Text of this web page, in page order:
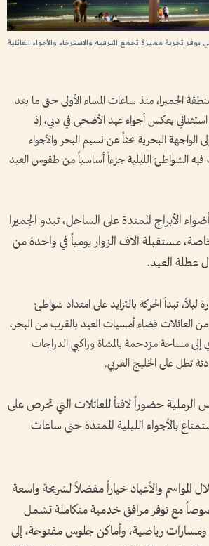
يوفر تجربة مميزة تجمع الترفيه والاسترخاء والأجواء العائلية
الجميرا، منذ ساعات المساء الأولى حتى ما بعد
يعكس أجواء عيد الأضحى في دبي، إذ
الواجهة البحرية بحثاً عن نسيم البحر والأجواء
الشواطئ الليلية جزءاً أساسياً من طقوس العيد
الأبراج الممتدة على الساحل، تبدو الجميرا
مستقبلة آلاف الزوار يومياً في واحدة من
عطلة العيد.
تبدأ الحركة بالتزايد على امتداد شواطئ
العائلات قضاء أمسيات العيد بالقرب من البحر،
إلى مساحة مزدحمة بالمشاة وراكبي الدراجات
تطل على الخليج العربي.
حضوراً لافتاً للعائلات التي تحرص على
بالأجواء الليلية الممتدة حتى ساعات
المواسم والأعياد خياراً مفضلاً لشريحة واسعة
مع توفر مرافق خدمية متكاملة تشمل
رياضية، وأماكن جلوس مفتوحة، إلى